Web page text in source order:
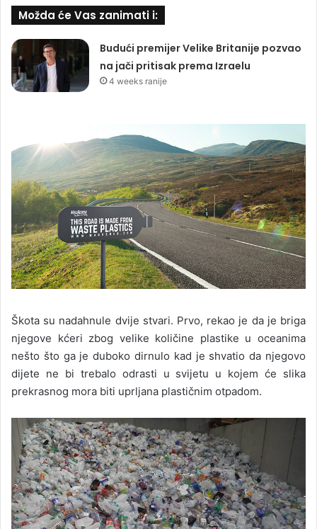
Možda će Vas zanimati i:
Budući premijer Velike Britanije pozvao
na jači pritisak prema Izraelu
4 weeks ranije
Škota su nadahnule dvije stvari. Prvo, rekao je da je briga
njegove kćeri zbog velike količine plastike u oceanima
nešto što ga je duboko dirnulo kad je shvatio da njegovo
dijete ne bi trebalo odrasti u svijetu u kojem će slika
prekrasnog mora biti uprljana plastičnim otpadom.